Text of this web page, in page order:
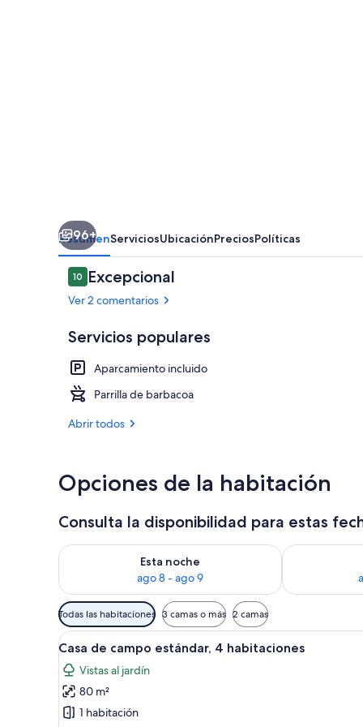
96+
ResumenServiciosUbicaciónPreciosPolíticas
Comentarios
1010 de 10
Excepcional
Ver 2 comentarios
Servicios populares
Aparcamiento incluido
Parrilla de barbacoa
Abrir todos
Opciones de la habitación
Consulta la disponibilidad para estas
Esta noche
ago 8 - ago 9
Consulta la disponibilidad para esta noche, ago 8 -
Consulta la
Filtros
disponibles
para
las
habitaciones
Todas las habitaciones 3 camas o más 2 camas
Abrir
todas
las
fotos
de
Una cama con manta y
38
Casa de campo estándar, 4 habitaciones
Vistas al jardín
80 m²
1 habitación